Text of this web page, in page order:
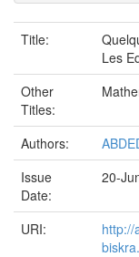
Title:
Les
Other
Titles:
Authors:
Issue
Date:
20-
URI:
http://